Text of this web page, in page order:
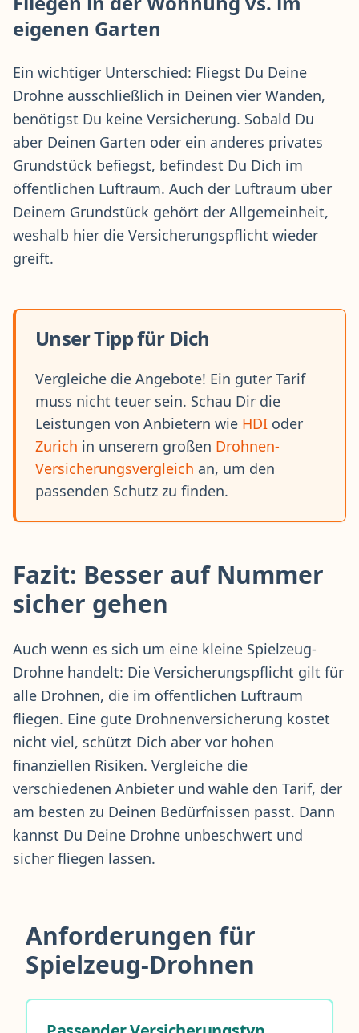
eigenen Garten
Ein wichtiger Unterschied: Fliegst Du Deine
Drohne ausschließlich in Deinen vier Wänden,
benötigst Du keine Versicherung. Sobald Du
aber Deinen Garten oder ein anderes privates
Grundstück befiegst, befindest Du Dich im
öffentlichen Luftraum. Auch der Luftraum über
Deinem Grundstück gehört der Allgemeinheit,
weshalb hier die Versicherungspflicht wieder
greift.
Unser Tipp für Dich
Vergleiche die Angebote! Ein guter Tarif
muss nicht teuer sein. Schau Dir die
Leistungen von Anbietern wie HDI oder
Zurich in unserem großen Drohnen-
Versicherungsvergleich an, um den
passenden Schutz zu finden.
Fazit: Besser auf Nummer
sicher gehen
Auch wenn es sich um eine kleine Spielzeug-
Drohne handelt: Die Versicherungspflicht gilt für
alle Drohnen, die im öffentlichen Luftraum
fliegen. Eine gute Drohnenversicherung kostet
nicht viel, schützt Dich aber vor hohen
finanziellen Risiken. Vergleiche die
verschiedenen Anbieter und wähle den Tarif, der
am besten zu Deinen Bedürfnissen passt. Dann
kannst Du Deine Drohne unbeschwert und
sicher fliegen lassen.
Anforderungen für
Spielzeug-Drohnen